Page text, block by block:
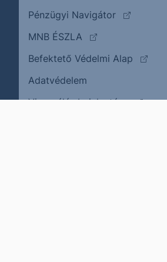
Pénzügyi Navigátor
(külső
MNB ÉSZLA
(külső oldalra
Befektető Védelmi Alap
(külső
Adatvédelem
Visszaélés bejelentése(külső